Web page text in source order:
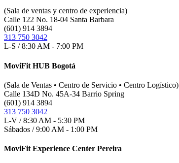
(Sala de ventas y centro de experiencia)
Calle 122 No. 18-04 Santa Barbara
(601) 914 3894
313 750 3042
L-S / 8:30 AM - 7:00 PM
MoviFit HUB Bogotá
(Sala de Ventas • Centro de Servicio • Centro Logístico)
Calle 134D No. 45A-34 Barrio Spring
(601) 914 3894
313 750 3042
L-V / 8:30 AM - 5:30 PM
Sábados / 9:00 AM - 1:00 PM
MoviFit Experience Center Pereira